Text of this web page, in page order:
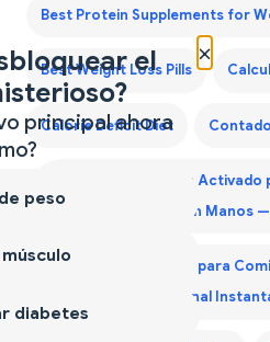
Best Protein Supplements for
Best Weight Loss Pills
Calorie Deficit Diet
Contador de Calorías Activado
y Rastrea Nutrición Sin Manos
Contador de Calorías para
Información Nutricional
×
el
principal ahora
peso
diabetes